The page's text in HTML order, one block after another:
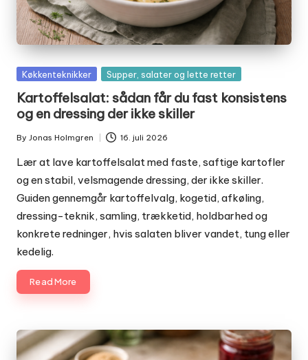
Posted
Køkkenteknikker Supper, salater og lette retter
Kartoffelsalat: sådan får du fast konsistens
og en dressing der ikke skiller
Posted
by
By Jonas Holmgren 16. juli 2026
Lær at lave kartoffelsalat med faste, saftige kartofler
og en stabil, velsmagende dressing, der ikke skiller.
Guiden gennemgår kartoffelvalg, kogetid, afkøling,
dressing-teknik, samling, trækketid, holdbarhed og
konkrete redninger, hvis salaten bliver vandet, tung eller
kedelig.
Read More